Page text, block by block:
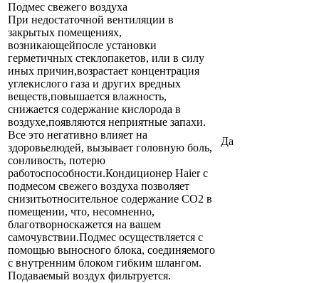
Подмес свежего воздуха
При недостаточной вентиляции в
закрытых помещениях,
возникающейпосле установки
герметичных стеклопакетов, или в силу
иных причин,возрастает концентрация
углекислого газа и других вредных
веществ,повышается влажность,
снижается содержание кислорода в
воздухе,появляются неприятные запахи.
Все это негативно влияет на
здоровьелюдей, вызывает головную боль,
сонливость, потерю
работоспособности.Кондиционер Haier с
подмесом свежего воздуха позволяет
снизитьотносительное содержание СО2 в
помещении, что, несомненно,
благотворноскажется на вашем
самочувствии.Подмес осуществляется с
помощью выносного блока, соединяемого
с внутренним блоком гибким шлангом.
Подаваемый воздух фильтруется.
Да